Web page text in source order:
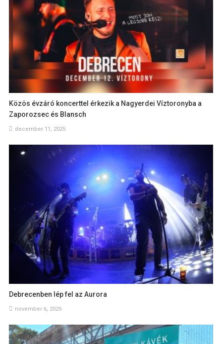
Közös évzáró koncerttel érkezik a Nagyerdei Víztoronyba a
Zaporozsec és Blansch
december 11, 2025
Debrecenben lép fel az Aurora
november 6, 2025